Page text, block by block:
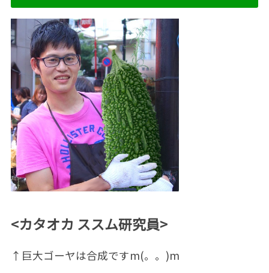
<カタオカ ススム研究員>
↑巨大ゴーヤは合成ですm(。。)m